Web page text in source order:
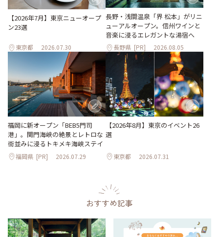
【2026年7月】東京ニューオープ
ン23選
東京都 2026.07.30
長野・浅間温泉「界 松本」がリニ
ューアルオープン。信州ワインと
音楽に浸るエレガントな湯宿へ
長野県 [PR] 2026.08.05
福岡に新オープン「BEB5門司
港」。関門海峡の絶景とレトロな
街並みに浸るトキメキ海峡ステイ
福岡県 [PR] 2026.07.29
【2026年8月】東京のイベント26
選
東京都 2026.07.31
おすすめ記事